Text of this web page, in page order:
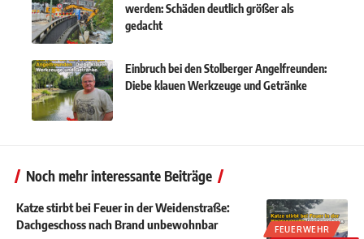
werden: Schäden deutlich größer als
gedacht
Einbruch bei den Stolberger Angelfreunden:
Diebe klauen Werkzeuge und Getränke
Noch mehr interessante Beiträge
FEUERWEHR
Katze stirbt bei Feuer in der Weidenstraße:
Dachgeschoss nach Brand unbewohnbar